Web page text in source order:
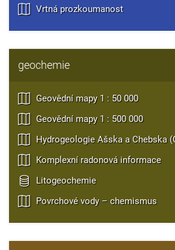
Vrtná prozkoumanost
geochemie
Geovědní mapy 1 : 50 000
Geovědní mapy 1 : 500 000
Hydrogeologie Ašska a Chebska
Komplexní radonová informace
Litogeochemie
Povrchové vody – chemismus